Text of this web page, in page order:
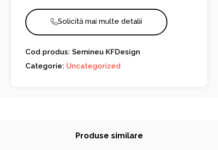
Solicită mai multe detalii
Cod produs: Semineu KFDesign
Categorie: Uncategorized
Produse similare